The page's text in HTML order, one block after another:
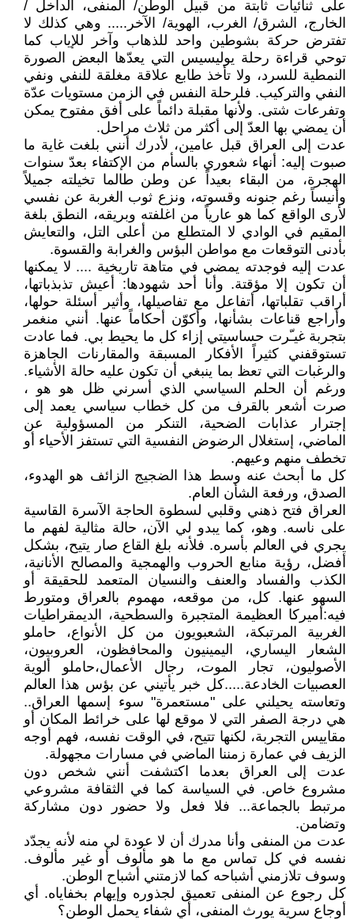
على ثنائيات ثابتة من قبيل الوطن/ المنفى، الداخل /
الخارج، الشرق/ الغرب، الهوية/ الآخر..... وهي كذلك لا
تفترض حركة بشوطين واحد للذهاب وآخر للإياب كما
توحي قراءة رحلة يوليسيس التي يعدّها البعض الصورة
النمطية للسرد، ولا تأخذ طابع علاقة مغلقة للنفي ونفي
النفي والتركيب. فلرحلة النفس في الزمن مستويات عدّة
وتفرعات شتى. ولأنها مقبلة دائماً على أفق مفتوح يمكن
أن يمضي بها العدّ إلى أكثر من ثلاث مراحل.
عدت إلى العراق قبل عامين، لأدرك أنني بلغت غاية ما
صبوت إليه: أنهاء شعوري بالسأم من الإكتفاء بعدّ سنوات
الهجرة، من البقاء بعيداً عن وطن طالما تخيلته جميلاً
وأنيساً رغم جنونه وقسوته، ونزع ثوب الغربة عن نفسي
لأرى الواقع كما هو عارياً من اغلفته وبريقه، النطق بلغة
المقيم في الوادي لا المتطلع من أعلى التل، والتعايش
بأدنى التوقعات مع مواطن البؤس والغرابة والقسوة.
عدت إليه فوجدته يمضي في متاهة تاريخية .... لا يمكنها
أن تكون إلا مؤقتة. وأنا أحد شهودها: أعيش تذبذباتها،
أراقب تقلباتها، أتفاعل مع تفاصيلها، وأثير أسئلة حولها،
وأراجع قناعات بشأنها، وأكوّن أحكاماً عنها. أنني منغمر
بتجربة غيـّرت حساسيتي إزاء كل ما يحيط بي. فما عادت
تستوقفني كثيراً الأفكار المسبقة والمقارنات الجاهزة
والرغبات التي تعظ بما ينبغي أن تكون عليه حالة الأشياء.
ورغم أن الحلم السياسي الذي أسرني ظل هو هو ،
صرت أشعر بالقرف من كل خطاب سياسي يعمد إلى
إجترار عذابات الضحية، التنكر من المسؤولية عن
الماضي، إستغلال الرضوض النفسية التي تستفز الأحياء أو
تخطف منهم وعيهم.
كل ما أبحث عنه وسط هذا الضجيج الزائف هو الهدوء،
الصدق، ورفعة الشأن العام.
العراق فتح ذهني وقلبي لسطوة الحاجة الآسرة القاسية
على ناسه. وهو، كما يبدو لي الآن، حالة مثالية لفهم ما
يجري في العالم بأسره. فلأنه بلغ القاع صار يتيح، بشكل
أفضل، رؤية منابع الحروب والهمجية والمصالح الأنانية،
الكذب والفساد والعنف والنسيان المتعمد للحقيقة أو
السهو عنها. كل، من موقعه، مهموم بالعراق ومتورط
فيه:أميركا العظيمة المتجبرة والسطحية، الديمقراطيات
الغربية المرتبكة، الشعبويون من كل الأنواع، حاملو
الشعار اليساري، اليمينيون والمحافظون، العروبيون،
الأصوليون، تجار الموت، رجال الأعمال،حاملو ألوية
العصبيات الخادعة.....كل خبر يأتيني عن بؤس هذا العالم
وتعاسته يحيلني على "مستعمرة" سوء إسمها العراق..
هي درجة الصفر التي لا موقع لها على خرائط المكان أو
مقاييس التجربة، لكنها تتيح، في الوقت نفسه، فهم أوجه
الزيف في عمارة زمننا الماضي في مسارات مجهولة.
عدت إلى العراق بعدما اكتشفت أنني شخص دون
مشروع خاص. في السياسة كما في الثقافة مشروعي
مرتبط بالجماعة... فلا فعل ولا حضور دون مشاركة
وتضامن.
عدت من المنفى وأنا مدرك أن لا عودة لي منه لأنه يجدّد
نفسه في كل تماس مع ما هو مألوف أو غير مألوف.
وسوف تلازمني أشباحه كما لازمتني أشباح الوطن.
كل رجوع عن المنفى تعميق لجذوره وإيهام بخفاياه. أي
أوجاع سرية يورث المنفى، أي شفاء يحمل الوطن؟